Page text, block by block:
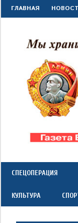
Перейти
к
ГЛАВНАЯ
звезда"
Вооружённых
Сил
Федерации
*
СПЕЦОПЕРАЦИЯ
КУЛЬТУРА